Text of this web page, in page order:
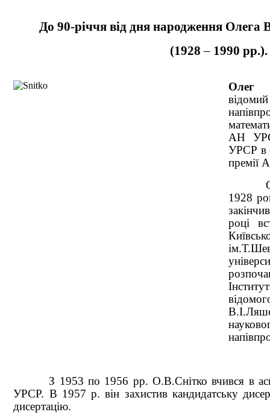
До 90-річчя від дня народження Олега
(1928–1990 рр.).
Олег
АН
УРСР в
премії
1928
році
З 1953 по 1956 рр. О.В.Снітко вчився в
УРСР. В 1957 р. він захистив кандидатську
дисертацію.